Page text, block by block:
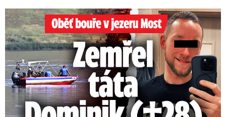
Oběť bouře v jezeru Most: Zemřel táta Dominik (†28)